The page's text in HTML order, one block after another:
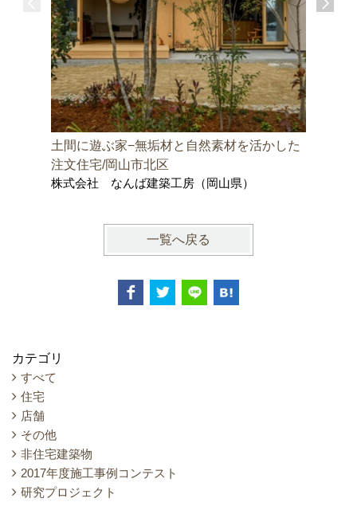
土間に遊ぶ家−無垢材と自然素材を活かした
注文住宅/岡山市北区
株式会社 なんば建築工房（岡山県）
一覧へ戻る
カテゴリ
すべて
住宅
店舗
その他
非住宅建築物
2017年度施工事例コンテスト
研究プロジェクト